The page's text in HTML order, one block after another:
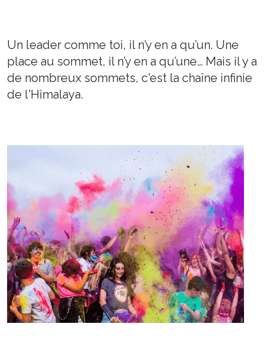
Un leader comme toi, il n’y en a qu’un. Une
place au sommet, il n’y en a qu’une… Mais il y a
de nombreux sommets, c'est la chaîne infinie
de l'Himalaya.